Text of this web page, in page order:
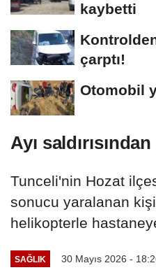
kaybetti
çarptı!
Otomobil
Ayı
Tunceli'nin Hozat
sonucu yaralanan
helikopterle
SAĞLIK 30 Mayıs 2026 -